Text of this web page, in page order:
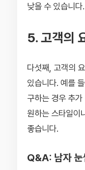
낮을 수 있습니다.
5. 고객의
다섯째, 고객의
있습니다. 예를
구하는 경우 추가
원하는 스타일이
좋습니다.
Q&A: 남자 눈